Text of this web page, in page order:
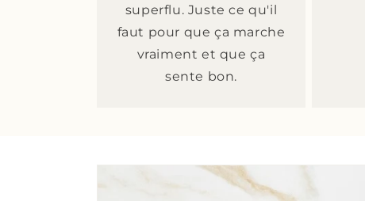
superflu. Juste ce qu'il
faut pour que ça marche
vraiment et que ça
sente bon.